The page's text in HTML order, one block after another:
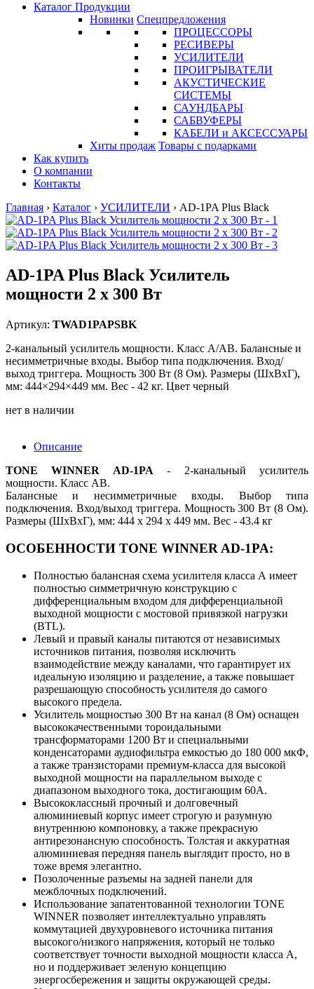
Каталог Продукции
Новинки Спецпредложения
ПРОЦЕССОРЫ
РЕСИВЕРЫ
УСИЛИТЕЛИ
ПРОИГРЫВАТЕЛИ
АКУСТИЧЕСКИЕ
СИСТЕМЫ
САУНДБАРЫ
САБВУФЕРЫ
КАБЕЛИ и АКСЕССУАРЫ
Хиты продаж Товары с подарками
Как купить
О компании
Контакты
Главная › Каталог › УСИЛИТЕЛИ › AD-1PA Plus Black
AD-1PA Plus Black Усилитель
мощности 2 х 300 Вт
Артикул: TWAD1PAPSBK
2-канальный усилитель мощности. Класс A/AB. Балансные и
несимметричные входы. Выбор типа подключения. Вход/
выход триггера. Мощность 300 Вт (8 Ом). Размеры (ШхВхГ),
мм: 444×294×449 мм. Вес - 42 кг. Цвет черный
нет в наличии
Описание
TONE WINNER AD-1PA - 2-канальный усилитель
мощности. Класс AB.
Балансные и несимметричные входы. Выбор типа
подключения. Вход/выход триггера. Мощность 300 Вт (8 Ом).
Размеры (ШхВхГ), мм: 444 x 294 x 449 мм. Вес - 43.4 кг
ОСОБЕННОСТИ TONE WINNER AD-1PA:
Полностью балансная схема усилителя класса А имеет
полностью симметричную конструкцию с
дифференциальным входом для дифференциальной
выходной мощности с мостовой привязкой нагрузки
(BTL).
Левый и правый каналы питаются от независимых
источников питания, позволяя исключить
взаимодействие между каналами, что гарантирует их
идеальную изоляцию и разделение, а также повышает
разрешающую способность усилителя до самого
высокого предела.
Усилитель мощностью 300 Вт на канал (8 Ом) оснащен
высококачественными тороидальными
трансформаторами 1200 Вт и специальными
конденсаторами аудиофильтра емкостью до 180 000 мкФ,
а также транзисторами премиум-класса для высокой
выходной мощности на параллельном выходе с
диапазоном выходного тока, достигающим 60A.
Высококлассный прочный и долговечный
алюминиевый корпус имеет строгую и разумную
внутреннюю компоновку, а также прекрасную
антирезонансную способность. Толстая и аккуратная
алюминиевая передняя панель выглядит просто, но в
тоже время элегантно.
Позолоченные разъемы на задней панели для
межблочных подключений.
Использование запатентованной технологии TONE
WINNER позволяет интеллектуально управлять
коммутацией двухуровневого источника питания
высокого/низкого напряжения, который не только
соответствует точности выходной мощности класса А,
но и поддерживает зеленую концепцию
энергосбережения и защиты окружающей среды.